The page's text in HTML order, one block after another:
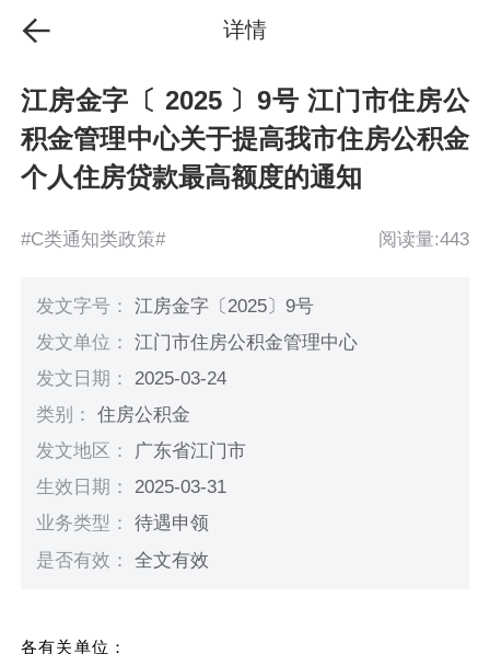
详情
江房金字〔 2025 〕9号 江门市住房公
积金管理中心关于提高我市住房公积金
个人住房贷款最高额度的通知
#C类通知类政策# 阅读量:443
发文字号：江房金字〔2025〕9号
发文单位：江门市住房公积金管理中心
发文日期： 2025-03-24
类别：住房公积金
发文地区： 广东省江门市
生效日期： 2025-03-31
业务类型：待遇申领
是否有效：全文有效
各有关单位：